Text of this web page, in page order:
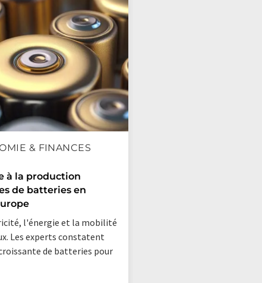
& FINANCES
à la production
de batteries en
l'énergie et la mobilité
Les experts constatent
de batteries pour